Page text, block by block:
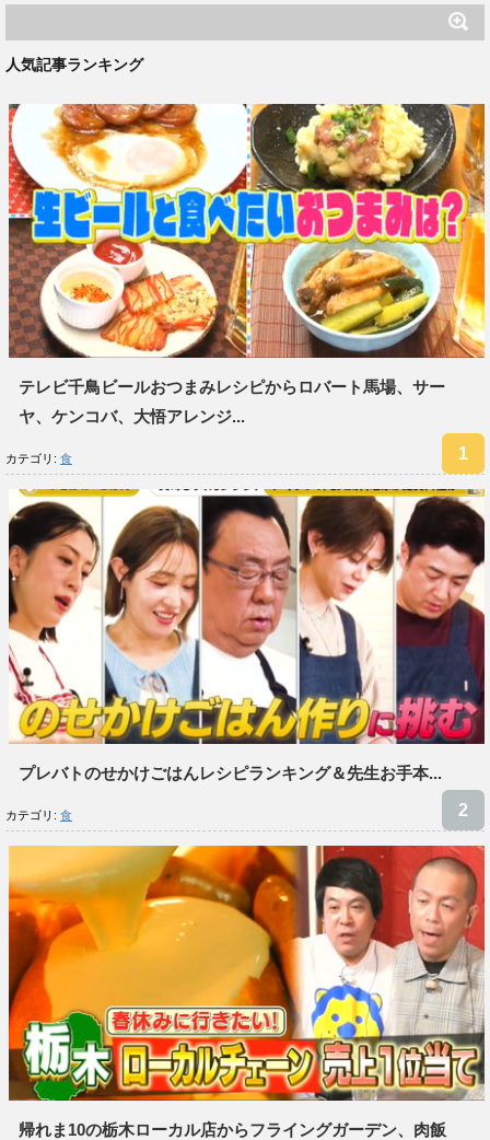
人気記事ランキング
テレビ千鳥ビールおつまみレシピからロバート馬場、サー
ヤ、ケンコバ、大悟アレンジ...
カテゴリ: 食
プレバトのせかけごはんレシピランキング＆先生お手本...
カテゴリ: 食
帰れま10の栃木ローカル店からフライングガーデン、肉飯